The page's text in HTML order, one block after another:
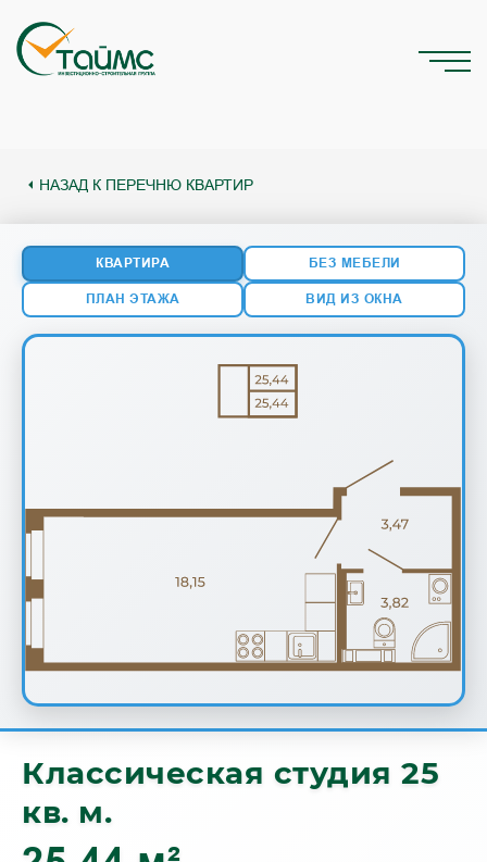
НАЗАД К ПЕРЕЧНЮ КВАРТИР
Классическая студия 25
кв. м.
КВАРТИРА БЕЗ МЕБЕЛИ
ПЛАН ЭТАЖА ВИД ИЗ ОКНА